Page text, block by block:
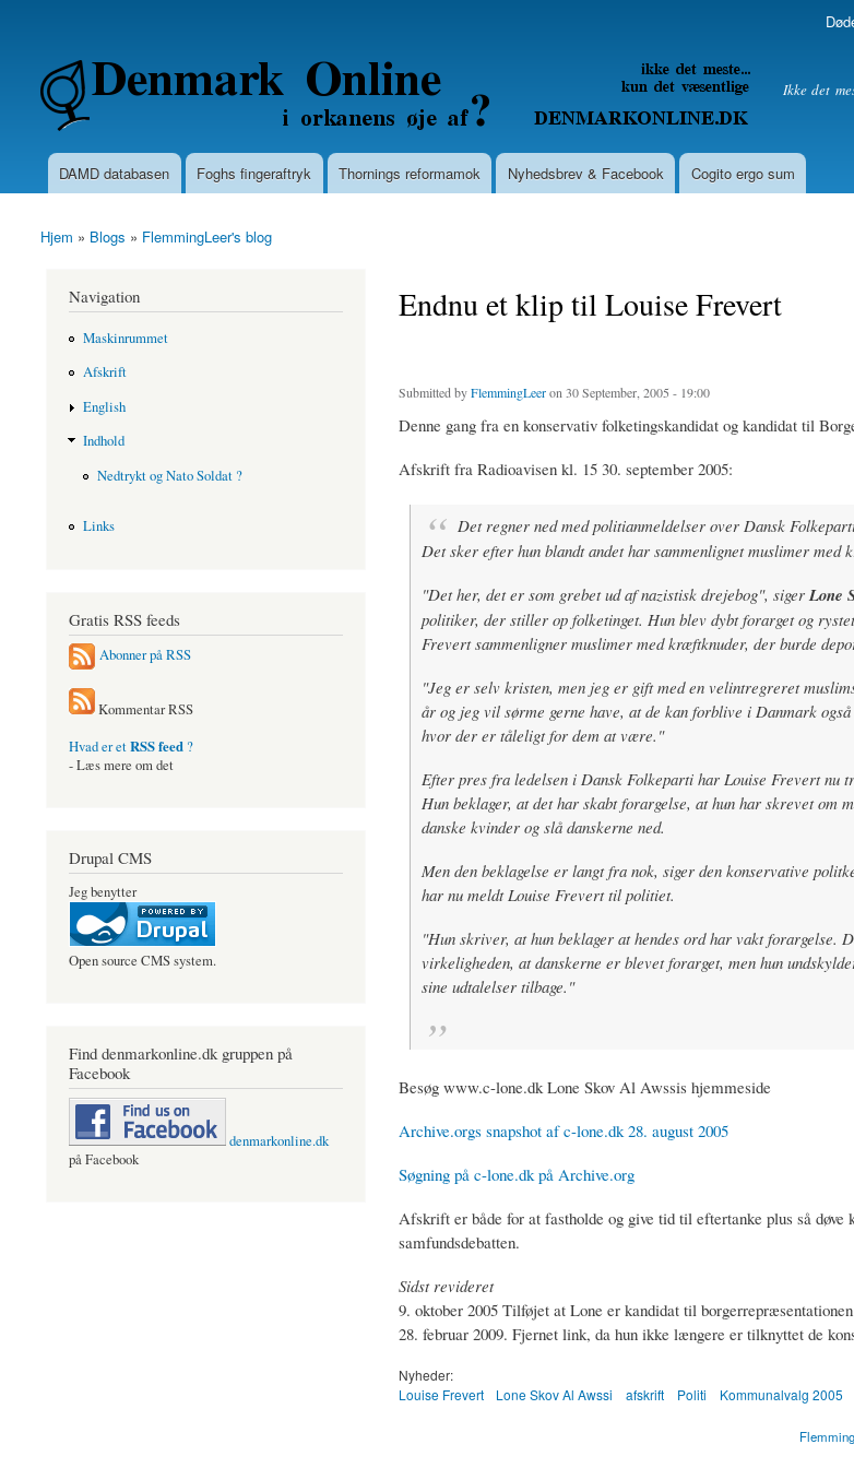
content
Denmarkonline.dk - blognyheder om politik Ikke det
Main menu
DAMD databasen Foghs fingeraftryk Thornings reformamok Nyhedsbrev & Facebook Cogito ergo sum
You are here
Hjem » Blogs » FlemmingLeer's blog
Endnu et klip til Louise Frevert
Submitted byFlemmingLeeron 30 September, 2005 - 19:00
Denne gang fra en konservativ folketingskandidat og kandidat til
Afskrift fra Radioavisen kl. 15 30. september 2005:
Det regner ned med politianmeldelser over Dansk
Det sker efter hun blandt andet har sammenlignet muslimer med
"Det her, det er som grebet ud af nazistisk drejebog", sigerLone
politiker, der stiller op folketinget. Hun blev dybt forarget og
Frevert sammenligner muslimer med kræftknuder, der burde
"Jeg er selv kristen, men jeg er gift med en velintregreret
år og jeg vil sørme gerne have, at de kan forblive i Danmark også
hvor der er tåleligt for dem at være."
Efter pres fra ledelsen i Dansk Folkeparti har Louise Frevert nu
Hun beklager, at det har skabt forargelse, at hun har skrevet om
danske kvinder og slå danskerne ned.
Men den beklagelse er langt fra nok, siger den konservative
har nu meldt Louise Frevert til politiet.
"Hun skriver, at hun beklager at hendes ord har vakt forargelse.
virkeligheden, at danskerne er blevet forarget, men hun
sine udtalelser tilbage."
Besøg www.c-lone.dk Lone Skov Al Awssis hjemmeside
Archive.orgs snapshot af c-lone.dk 28. august 2005
Søgning på c-lone.dk på Archive.org
Afskrift er både for at fastholde og give tid til eftertanke plus så døve
samfundsdebatten.
Sidst revideret
9. oktober 2005 Tilføjet at Lone er kandidat til
28. februar 2009. Fjernet link, da hun ikke længere er tilknyttet de
Nyheder:
Louise Frevert
Lone Skov Al Awssi afskrift Politi Kommunalvalg 2005
Navigation
Maskinrummet
Afskrift
English
Indhold
Nedtrykt og Nato Soldat ?
Links
Gratis RSS feeds
Abonner på RSS
Kommentar RSS
Hvad er etRSS feed ?
- Læs mere om det
Drupal CMS
Jeg benytter
Open source CMS system.
Find denmarkonline.dk gruppen på
Facebook
denmarkonline.dk
på Facebook